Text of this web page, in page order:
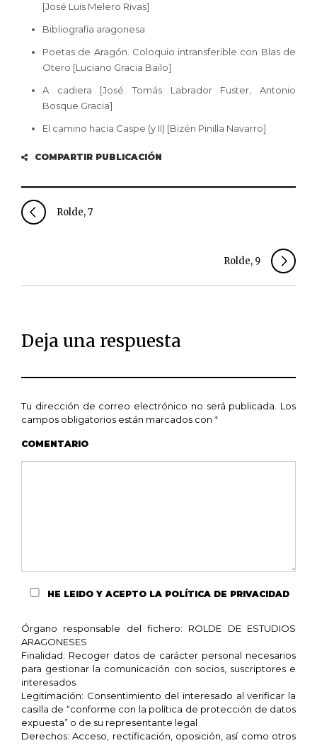
[José Luis Melero Rivas]
Bibliografía aragonesa
Poetas de Aragón. Coloquio intransferible con Blas de
Otero [Luciano Gracia Bailo]
A cadiera [José Tomás Labrador Fuster, Antonio
Bosque Gracia]
El camino hacia Caspe (y II) [Bizén Pinilla Navarro]
COMPARTIR PUBLICACIÓN
Rolde, 7
Rolde, 9
Deja una respuesta
Tu dirección de correo electrónico no será publicada.
Los
campos obligatorios están marcados con *
COMENTARIO
HE LEIDO Y ACEPTO LA POLÍTICA DE PRIVACIDAD
Órgano responsable del fichero: ROLDE DE ESTUDIOS
ARAGONESES
Finalidad: Recoger datos de carácter personal necesarios
para gestionar la comunicación con socios, suscriptores e
interesados
Legitimación: Consentimiento del interesado al verificar la
casilla de “conforme con la política de protección de datos
expuesta” o de su representante legal
Derechos: Acceso, rectificación, oposición, así como otros